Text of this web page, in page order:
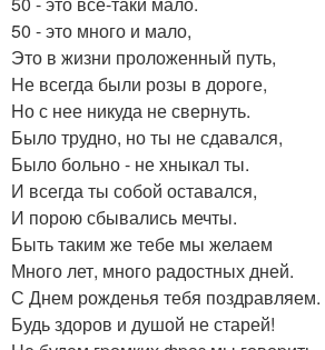
50 - это много и мало,
Это в жизни проложенный путь,
Hе всегда были розы в дороге,
Hо с нее никуда не свернуть.
Было трудно, но ты не сдавался,
Было больно - не хныкал ты.
И всегда ты собой оставался,
И порою сбывались мечты.
Быть таким же тебе мы желаем
Много лет, много радостных дней.
С Днем рожденья тебя поздравляем.
Будь здоров и душой не старей!